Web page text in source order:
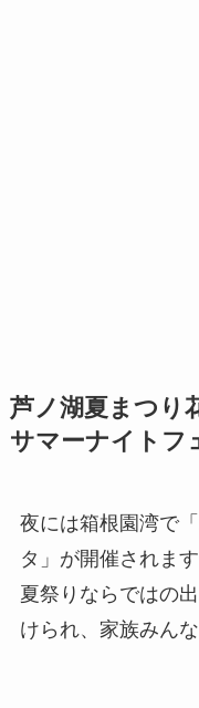
芦ノ湖夏まつり
サマーナイトフ
夜には箱根園湾で
タ」が開催されます
夏祭りならではの
けられ、家族みん